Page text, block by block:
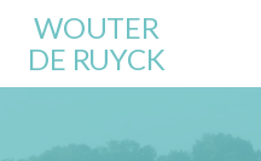
WOUTER
DE RUYCK